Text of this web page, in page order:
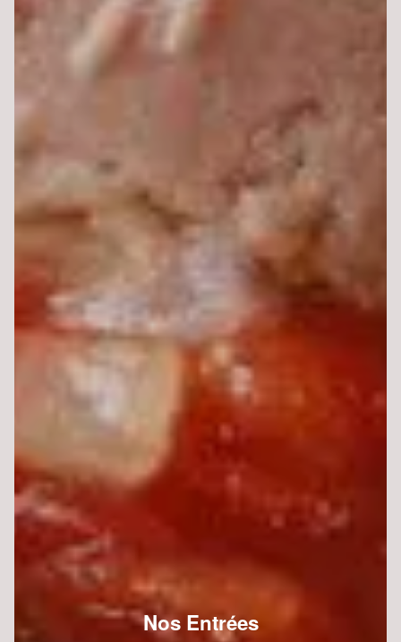
Nos Entrées